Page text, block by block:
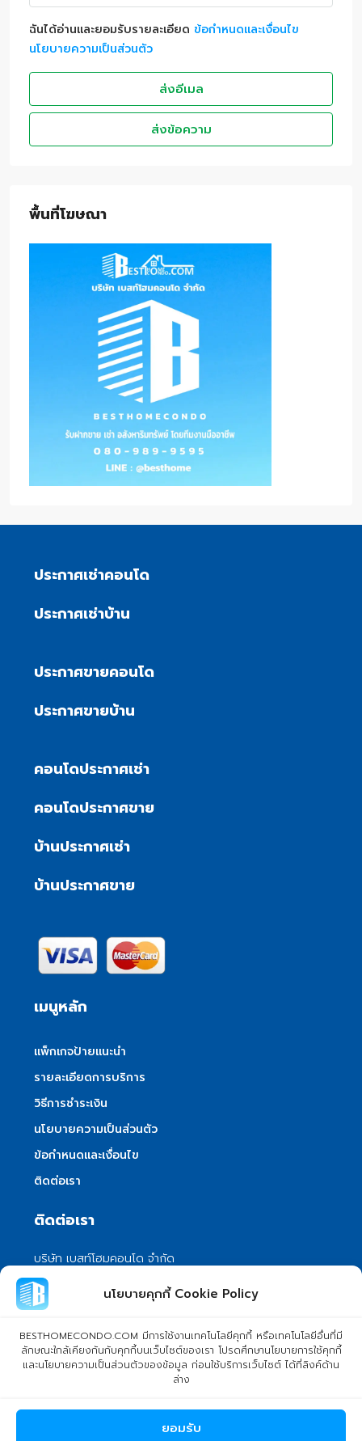
นโยบายคุกกี้ Cookie Policy
BESTHOMECONDO.COM มีการใช้งานเทคโนโลยีคุกกี้ หรือเทคโนโลยีอื่นที่มี
ลักษณะใกล้เคียงกันกับคุกกี้บนเว็บไซต์ของเรา โปรดศึกษานโยบายการใช้คุกกี้
และนโยบายความเป็นส่วนตัวของข้อมูล ก่อนใช้บริการเว็บไซต์ ได้ที่ลิงค์ด้าน
ล่าง
ยอมรับ
ฉันได้อ่านและยอมรับรายละเอียด ข้อกำหนดและเงื่อนไข
นโยบายความเป็นส่วนตัว
ส่งอีเมล
ส่งข้อความ
พื้นที่โฆษณา
ประกาศเช่าคอนโด
ประกาศเช่าบ้าน
ประกาศขายคอนโด
ประกาศขายบ้าน
คอนโดประกาศเช่า
คอนโดประกาศขาย
บ้านประกาศเช่า
บ้านประกาศขาย
เมนูหลัก
แพ็กเกจป้ายแนะนำ
รายละเอียดการบริการ
วิธีการชำระเงิน
นโยบายความเป็นส่วนตัว
ข้อกำหนดและเงื่อนไข
ติดต่อเรา
ติดต่อเรา
บริษัท เบสท์โฮมคอนโด จำกัด
101/399 หมู่ 7 แขวงลําผักชี เขตหนองจอก
กรุงเทพมหานคร 10530
info@besthomecondo.com
© Copyright 2024 BESTHOMECONDO CO., LTD. - All rights